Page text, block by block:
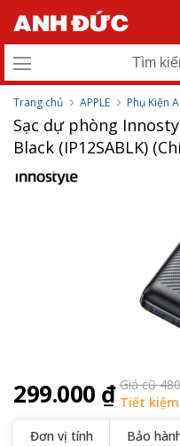
Trang chủ APPLE Phụ Kiện
Sạc dự phòng
Black (IP12SABLK)
299.000 ₫ Giá cũ
Tiết kiệm
Đơn vị tính
Bảo